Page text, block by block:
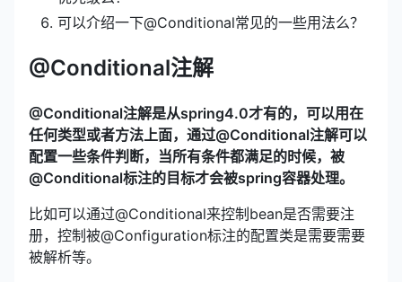
可以介绍一下@Conditional常见的一些用法么？
@Conditional注解
@Conditional注解是从spring4.0才有的，可以用在
任何类型或者方法上面，通过@Conditional注解可以
配置一些条件判断，当所有条件都满足的时候，被
@Conditional标注的目标才会被spring容器处理。
比如可以通过@Conditional来控制bean是否需要注
册，控制被@Configuration标注的配置类是需要需要
被解析等。